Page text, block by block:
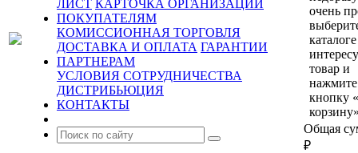
ЛИСТ КАРТОЧКА ОРГАНИЗАЦИИ
ПОКУПАТЕЛЯМ
КОМИССИОННАЯ ТОРГОВЛЯ
ДОСТАВКА И ОПЛАТА ГАРАНТИИ
ПАРТНЕРАМ
УСЛОВИЯ СОТРУДНИЧЕСТВА
ДИСТРИБЬЮЦИЯ
КОНТАКТЫ
очень
каталоге
товар и
нажмите
кнопку
Общая
₽